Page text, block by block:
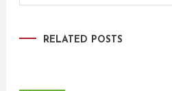
RELATED POSTS